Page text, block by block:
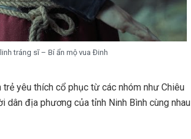
tráng sĩ – Bí ẩn mộ vua Đinh
yêu thích cổ phục từ các nhóm như Chiêu
dân địa phương của tỉnh Ninh Bình cùng nhau